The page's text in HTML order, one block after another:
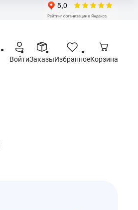
ВойтиЗаказыИзбранноеКорзина